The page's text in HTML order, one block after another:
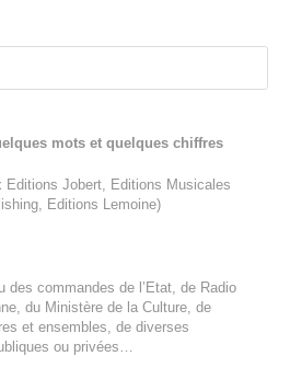
mots et quelques chiffres
Editions Jobert, Editions Musicales
Editions Lemoine)
des commandes de l’Etat, de Radio
du Ministère de la Culture, de
et ensembles, de diverses
ou privées…